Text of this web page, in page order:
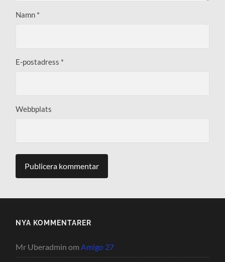
Namn *
E-postadress *
Webbplats
NYA KOMMENTARER
Mr Uberadmin omAmigo 27